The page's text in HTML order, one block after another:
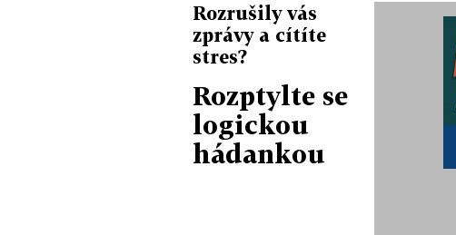
Rozrušily vás
zprávy a cítíte
stres?
Rozptylte se
logickou
hádankou